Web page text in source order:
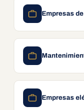
Empresas
Empresas